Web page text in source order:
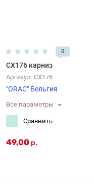
0
CX176 карниз
Артикул: CX176
"ORAC" Бельгия
Все параметры
Сравнить
49,00 р.